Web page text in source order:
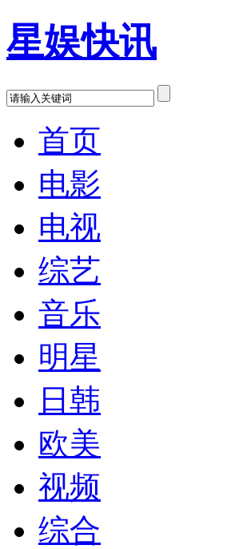
星娱快讯
首页
电影
电视
综艺
音乐
明星
日韩
欧美
视频
综合